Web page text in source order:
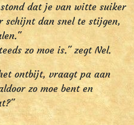
dat je van witte suiker
schijnt dan snel te stijgen,
zo moe is." zegt Nel.
ontbijt, vraagt pa aan
zo moe bent en